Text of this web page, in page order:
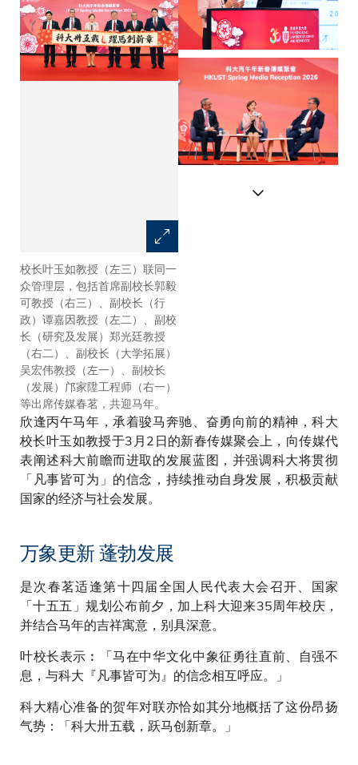
校长叶玉如教授（左三）联同一
众管理层，包括首席副校长郭毅
可教授（右三）、副校长（行
政）谭嘉因教授（左二）、副校
长（研究及发展）郑光廷教授
（右二）、副校长（大学拓展）
吴宏伟教授（左一）、副校长
（发展）邝家陞工程师（右一）
等出席传媒春茗，共迎马年。
欣逢丙午马年，承着骏马奔驰、奋勇向前的精神，科大
校长叶玉如教授于3月2日的新春传媒聚会上，向传媒代
表阐述科大前瞻而进取的发展蓝图，并强调科大将贯彻
「凡事皆可为」的信念，持续推动自身发展，积极贡献
国家的经济与社会发展。
万象更新 蓬勃发展
是次春茗适逢第十四届全国人民代表大会召开、国家
「十五五」规划公布前夕，加上科大迎来35周年校庆，
并结合马年的吉祥寓意，别具深意。
叶校长表示︰「马在中华文化中象征勇往直前、自强不
息，与科大『凡事皆可为』的信念相互呼应。」
科大精心准备的贺年对联亦恰如其分地概括了这份昂扬
气势：「科大卅五载，跃马创新章。」